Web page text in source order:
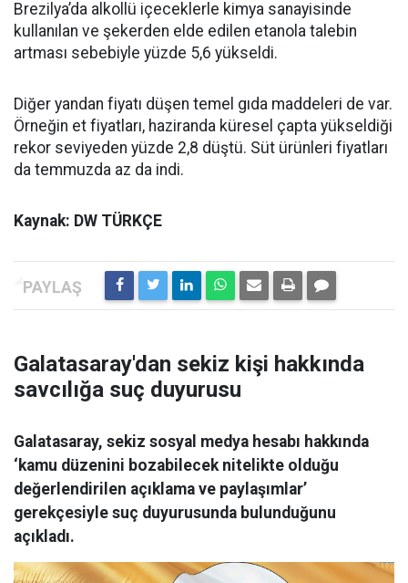
Brezilya’da alkollü içeceklerle kimya sanayisinde
kullanılan ve şekerden elde edilen etanola talebin
artması sebebiyle yüzde 5,6 yükseldi.
Diğer yandan fiyatı düşen temel gıda maddeleri de var.
Örneğin et fiyatları, haziranda küresel çapta yükseldiği
rekor seviyeden yüzde 2,8 düştü. Süt ürünleri fiyatları
da temmuzda az da indi.
Kaynak: DW TÜRKÇE
Galatasaray'dan sekiz kişi hakkında
savcılığa suç duyurusu
Galatasaray, sekiz sosyal medya hesabı hakkında
‘kamu düzenini bozabilecek nitelikte olduğu
değerlendirilen açıklama ve paylaşımlar’
gerekçesiyle suç duyurusunda bulunduğunu
açıkladı.